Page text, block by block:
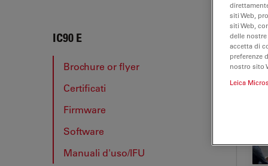
IC90 E
Brochure or flyer
Certificati
Firmware
Software
Manuali d'uso/IFU
IC90
siti Web,
siti Web,
delle
accetta di
preferenze
nostro sito
Leica